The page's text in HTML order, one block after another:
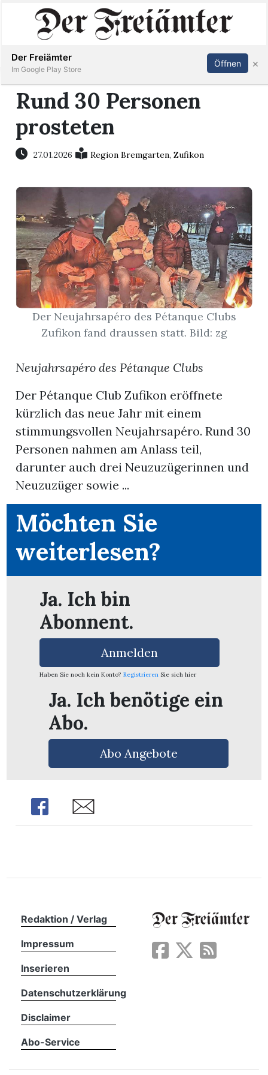
Immobilien
Veranstaltungen
Stellen
E-
Paper
Newsletter
App
Inserieren Abonnieren Anmelden
Rund 30 Personen
prosteten
27.01.2026 Region Bremgarten,Zufikon
Der Neujahrsapéro des Pétanque Clubs
Zufikon fand draussen statt. Bild: zg
Neujahrsapéro des Pétanque Clubs
Der Pétanque Club Zufikon eröffnete
kürzlich das neue Jahr mit einem
stimmungsvollen Neujahrsapéro. Rund 30
Personen nahmen am Anlass teil,
darunter auch drei Neuzuzügerinnen und
Neuzuzüger sowie ...
Möchten Sie
weiterlesen?
Ja. Ich bin
Abonnent.
Anmelden
Haben Sie noch kein Konto? Registrieren Sie sich hier
Ja. Ich benötige ein
Abo.
Abo Angebote
Share Share
Redaktion / Verlag
Impressum
Inserieren
Datenschutzerklärung
Disclaimer
Abo-Service
Der Freiämter
Im Google Play Store
Öffnen ×